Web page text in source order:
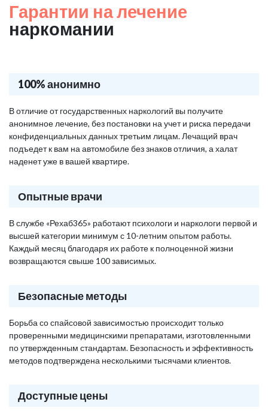
Гарантии на лечение
наркомании
100% анонимно
В отличие от государственных наркологий вы получите
анонимное лечение, без постановки на учет и риска передачи
конфиденциальных данных третьим лицам. Лечащий врач
подъедет к вам на автомобиле без знаков отличия, а халат
наденет уже в вашей квартире.
Опытные врачи
В службе «Рехаб365» работают психологи и наркологи первой и
высшей категории минимум с 10-летним опытом работы.
Каждый месяц благодаря их работе к полноценной жизни
возвращаются свыше 100 зависимых.
Безопасные методы
Борьба со спайсовой зависимостью происходит только
проверенными медицинскими препаратами, изготовленными
по утвержденным стандартам. Безопасность и эффективность
методов подтверждена несколькими тысячами клиентов.
Доступные цены